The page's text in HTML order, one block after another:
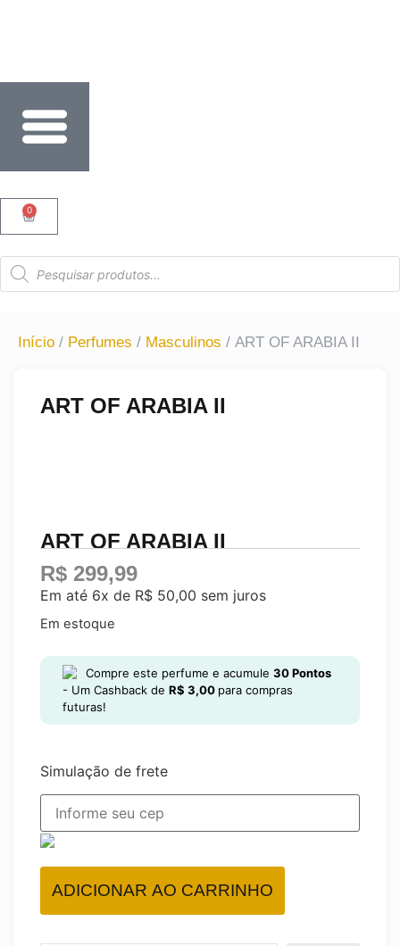
0
Início / Perfumes / Masculinos / ART OF ARABIA II
ART OF ARABIA II
ART OF ARABIA II
R$ 299,99
Em até 6x de R$ 50,00 sem juros
Em estoque
Compre este perfume e acumule 30Pontos
- Um Cashback de R$ 3,00 para compras
futuras!
Simulação de frete
ADICIONAR AO CARRINHO